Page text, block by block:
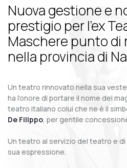
Nuova gestione e
prestigio per l’ex
Maschere punto di
nella provincia di
Un teatro rinnovato nella sua
ha l’onore di portare il nome del
teatro italiano colui che ne è il
De Filippo, per gentile
Un teatro al servizio del teatro e
sua espressione.